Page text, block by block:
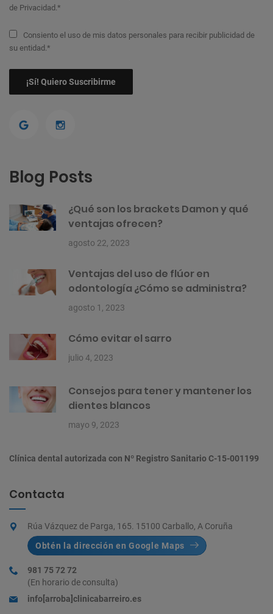
de Privacidad.*
Consiento el uso de mis datos personales para recibir publicidad de
su entidad.*
Blog Posts
¿Qué son los brackets Damon y qué
ventajas ofrecen?
agosto 22, 2023
Ventajas del uso de flúor en
odontología ¿Cómo se administra?
agosto 1, 2023
Cómo evitar el sarro
julio 4, 2023
Consejos para tener y mantener los
dientes blancos
mayo 9, 2023
Clínica dental autorizada con Nº Registro Sanitario C-15-001199
Contacta
Rúa Vázquez de Parga, 165. 15100 Carballo, A Coruña
Obtén la dirección en Google Maps
981 75 72 72
(En horario de consulta)
info[arroba]clinicabarreiro.es